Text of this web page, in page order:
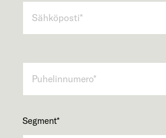
Segment*